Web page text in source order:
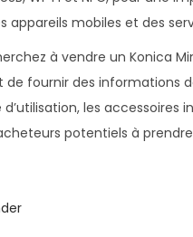
appareils mobiles et des
à vendre un Konica
fournir des informations
d’utilisation, les
potentiels à